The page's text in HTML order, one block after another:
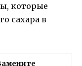
которые
сахара в